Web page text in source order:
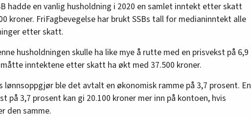
hadde en vanlig husholdning i 2020 en samlet inntekt etter skatt
kroner. FriFagbevegelse har brukt SSBs tall for medianinntekt alle
etter skatt.
husholdningen skulle ha like mye å rutte med en prisvekst på 6,9
inntektene etter skatt ha økt med 37.500 kroner.
lønnsoppgjør ble det avtalt en økonomisk ramme på 3,7 prosent. En
på 3,7 prosent kan gi 20.100 kroner mer inn på kontoen, hvis
den samme.